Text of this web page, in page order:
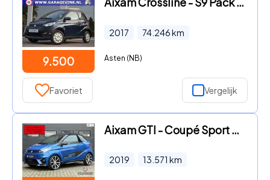
9.500
2017 74.246km
Asten (NB)
Favoriet Vergelijk
Aixam GTI - Coupé Sport Brommobiel 2019 1eig 13dkm
2019 13.571 km